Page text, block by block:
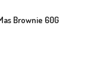
Brownie 60G